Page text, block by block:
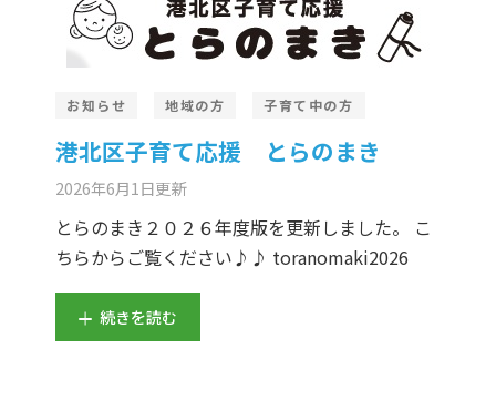
お知らせ 地域の方 子育て中の方
港北区子育て応援 とらのまき
2026年6月1日更新
とらのまき２０２６年度版を更新しました。 こ
ちらからご覧ください♪♪ toranomaki2026
続きを読む